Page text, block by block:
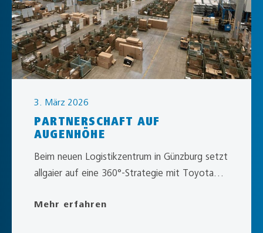
3. März 2026
PARTNERSCHAFT AUF
AUGENHÖHE
Beim neuen Logistikzentrum in Günzburg setzt
allgaier auf eine 360°-Strategie mit Toyota
Regalsysteme, Flottenmanagement und
Mehr erfahren